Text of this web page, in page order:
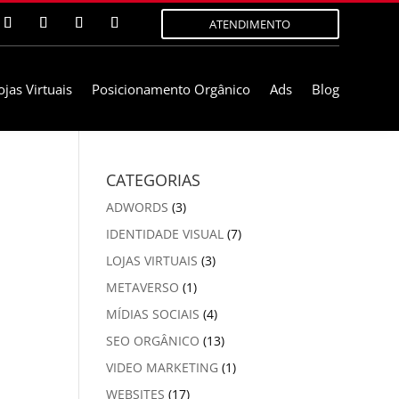
ATENDIMENTO
Virtuais Posicionamento Orgânico Ads Blog
CATEGORIAS
ADWORDS (3)
IDENTIDADE VISUAL (7)
LOJAS VIRTUAIS (3)
METAVERSO (1)
MÍDIAS SOCIAIS (4)
SEO ORGÂNICO (13)
VIDEO MARKETING (1)
WEBSITES (17)